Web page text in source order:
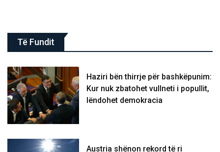
Të Fundit
Haziri bën thirrje për bashkëpunim:
Kur nuk zbatohet vullneti i popullit,
lëndohet demokracia
Austria shënon rekord të ri